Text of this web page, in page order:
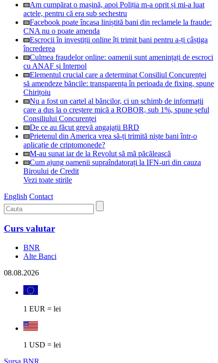
Am cumpărat o mașină, apoi Poliția m-a oprit și mi-a luat
actele, pentru că era sub sechestru
Facebook poate încasa liniștită bani din reclamele la fraude:
CNA nu o poate amenda
Escrocii în investiții online îți trimit bani pentru a-ți câștiga
încrederea
Culmea fraudelor online: oamenii sunt amenințați de escroci
cu ANAF și Interpol
Elementul crucial care a determinat Consiliul Concurenței
să amendeze băncile: transparența în perioada de fixing, spune
Chirițoiu
Nu a fost un cartel al băncilor, ci un schimb de informații
care a dus la o creștere mică a ROBOR, sub 1%, spune șeful
Consiliului Concurenței
De ce au făcut grevă angajații BRD
Prietenul din America vrea să-ți trimită niște bani într-o
aplicație de criptomonede?
M-au sunat iar de la Revolut să mă păcălească
Cum ajung oamenii supraîndatorați la IFN-uri din cauza
Biroului de Credit
Vezi toate stirile
English Contact
Curs valutar
BNR
Alte Banci
08.08.2026
1 EUR = lei
1 USD = lei
Sursa BNR